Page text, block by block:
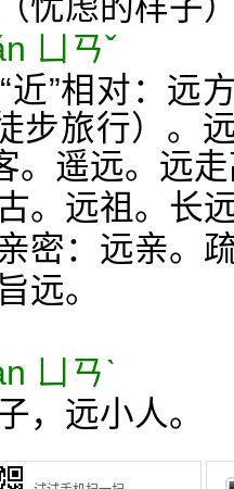
ㄩㄢˇ
”相对：远
步旅行）。
。遥远。远
。远祖。长
密：远亲。
远。
ㄩㄢˋ
，远小人。